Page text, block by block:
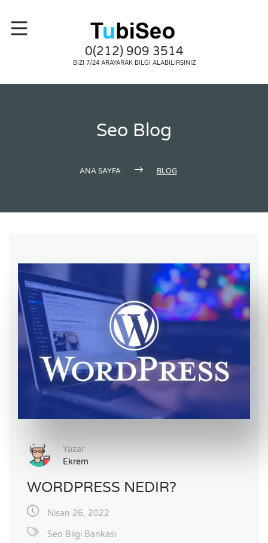
0(212) 909 3514
BIZI 7/24 ARAYARAK BILGI ALABILIRSINIZ
Seo Blog
ANA SAYFA BLOG
Yazar
Ekrem
WORDPRESS NEDIR?
Nisan 26, 2022
Seo Bilgi Bankası